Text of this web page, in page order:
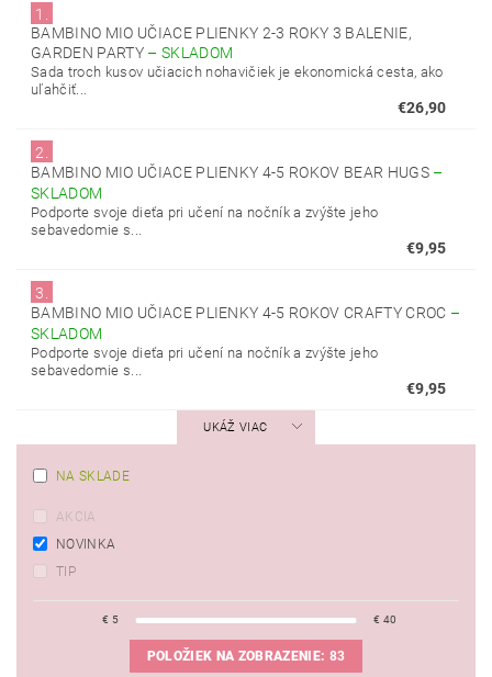
1.
BAMBINO MIO UČIACE PLIENKY 2-3 ROKY 3 BALENIE,
GARDEN PARTY – SKLADOM
Sada troch kusov učiacich nohavičiek je ekonomická cesta, ako
uľahčiť...
€26,90
2.
BAMBINO MIO UČIACE PLIENKY 4-5 ROKOV BEAR HUGS –
SKLADOM
Podporte svoje dieťa pri učení na nočník a zvýšte jeho
sebavedomie s...
€9,95
3.
BAMBINO MIO UČIACE PLIENKY 4-5 ROKOV CRAFTY CROC –
SKLADOM
Podporte svoje dieťa pri učení na nočník a zvýšte jeho
sebavedomie s...
€9,95
UKÁŽ VIAC
NA SKLADE
AKCIA
NOVINKA
TIP
€ 5 € 40
POLOŽIEK NA ZOBRAZENIE: 83